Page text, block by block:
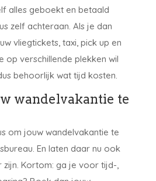
alles geboekt en betaald
zelf achteraan. Als je dan
vliegtickets, taxi, pick up en
op verschillende plekken wil
behoorlijk wat tijd kosten.
wandelvakantie te
om jouw wandelvakantie te
En laten daar nu ook
Kortom: ga je voor tijd-,